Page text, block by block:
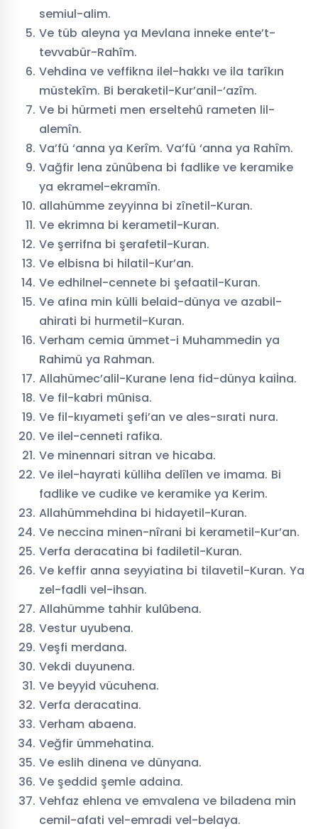
semiul-alim.
Ve tüb aleyna ya Mevlana inneke ente’t-
tevvabür-Rahîm.
Vehdina ve veffikna ilel-hakkı ve ila tarîkın
müstekîm. Bi beraketil-Kur’anil-‘azîm.
Ve bi hürmeti men erseltehû rameten lil-
alemîn.
Va’fü ‘anna ya Kerîm. Va’fü ‘anna ya Rahîm.
Vağfir lena zünûbena bi fadlike ve keramike
ya ekramel-ekramîn.
allahümme zeyyinna bi zînetil-Kuran.
Ve ekrimna bi kerametil-Kuran.
Ve şerrifna bi şerafetil-Kuran.
Ve elbisna bi hilatil-Kur’an.
Ve edhilnel-cennete bi şefaatil-Kuran.
Ve afina min külli belaid-dünya ve azabil-
ahirati bi hurmetil-Kuran.
Verham cemia ümmet-i Muhammedin ya
Rahimü ya Rahman.
Allahümec’alil-Kurane lena fid-dünya kaiİna.
Ve fil-kabri mûnisa.
Ve fil-kıyameti şefi’an ve ales-sırati nura.
Ve ilel-cenneti rafika.
Ve minennari sitran ve hicaba.
Ve ilel-hayrati külliha delîlen ve imama. Bi
fadlike ve cudike ve keramike ya Kerim.
Allahümmehdina bi hidayetil-Kuran.
Ve neccina minen-nîrani bi kerametil-Kur’an.
Verfa deracatina bi fadiletil-Kuran.
Ve keffir anna seyyiatina bi tilavetil-Kuran. Ya
zel-fadli vel-ihsan.
Allahümme tahhir kulûbena.
Vestur uyubena.
Veşfi merdana.
Vekdi duyunena.
Ve beyyid vücuhena.
Verfa deracatina.
Verham abaena.
Veğfir ümmehatina.
Ve eslih dinena ve dünyana.
Ve şeddid şemle adaina.
Vehfaz ehlena ve emvalena ve biladena min
cemil-afati vel-emradi vel-belaya.